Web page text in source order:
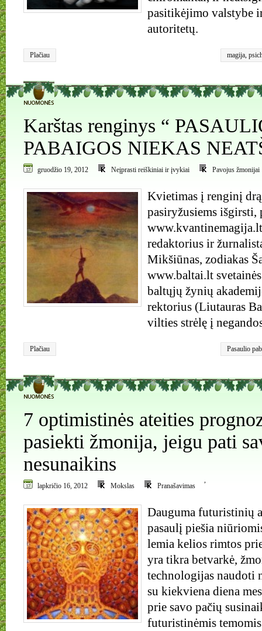
pasitikėjimo valstybe
autoritetų.
Plačiau magija,
1
Karštas renginys “
PABAIGOS NIEKAS
gruodžio 19, 2012 Neįprasti reiškiniai ir įvykiai Pavojus žmonijai
Kvietimas į renginį
pasiryžusiems
redaktorius ir
Mikšiūnas, zodiakas
www.baltai.lt
baltųjų žynių
rektorius (Liutauras
vilties strėlę į
Plačiau Pasaulio
1
7 optimistinės ateities
pasiekti žmonija, jeigu pati
nesunaikins
lapkričio 16, 2012 Mokslas
,
Pranašavimas
Dauguma futuristinių
pasaulį piešia
lemia kelios rimtos
yra tikra betvarkė,
technologijas naudoti
su kiekviena diena
prie savo pačių
futuristinėmis